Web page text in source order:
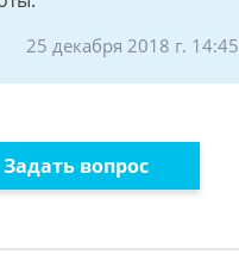
25 декабря 2018 г. 14:45
Задать вопрос